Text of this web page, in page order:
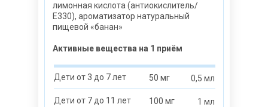
лимонная кислота (антиокислитель/
Е330), ароматизатор натуральный
пищевой «банан»
Активные вещества на 1 приём
Дети от 3 до 7 лет
Дети от 7 до 11 лет
50 мг
100 мг
0,5 мл
1 мл